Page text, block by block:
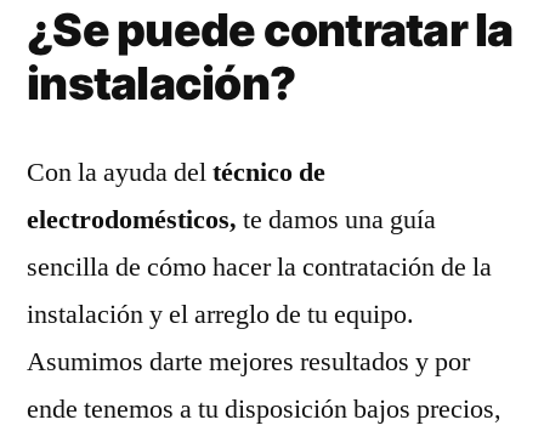
¿Se puede contratar la
instalación?
Con la ayuda deltécnico de
electrodomésticos, te damos una guía
sencilla de cómo hacer la contratación de la
instalación y el arreglo de tu equipo.
Asumimos darte mejores resultados y por
ende tenemos a tu disposición bajos precios,